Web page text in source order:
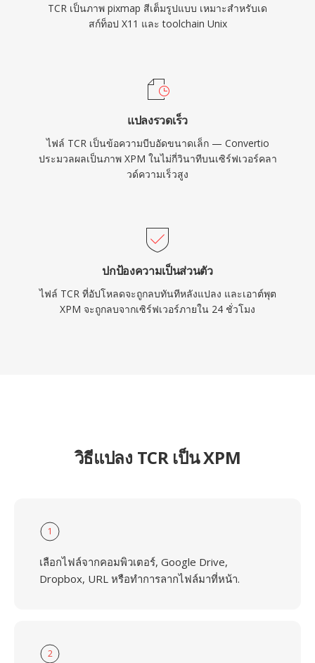
TCR เป็นภาพ pixmap สีเต็มรูปแบบ เหมาะสำหรับเด
สก์ท็อป X11 และ toolchain Unix
แปลงรวดเร็ว
ไฟล์ TCR เป็นข้อความบีบอัดขนาดเล็ก — Convertio
ประมวลผลเป็นภาพ XPM ในไม่กี่วินาทีบนเซิร์ฟเวอร์คลา
วด์ความเร็วสูง
ปกป้องความเป็นส่วนตัว
ไฟล์ TCR ที่อัปโหลดจะถูกลบทันทีหลังแปลง และเอาต์พุต
XPM จะถูกลบจากเซิร์ฟเวอร์ภายใน 24 ชั่วโมง
วิธีแปลง TCR เป็น XPM
1
เลือกไฟล์จากคอมพิวเตอร์, Google Drive,
Dropbox, URL หรือทำการลากไฟล์มาที่หน้า.
2